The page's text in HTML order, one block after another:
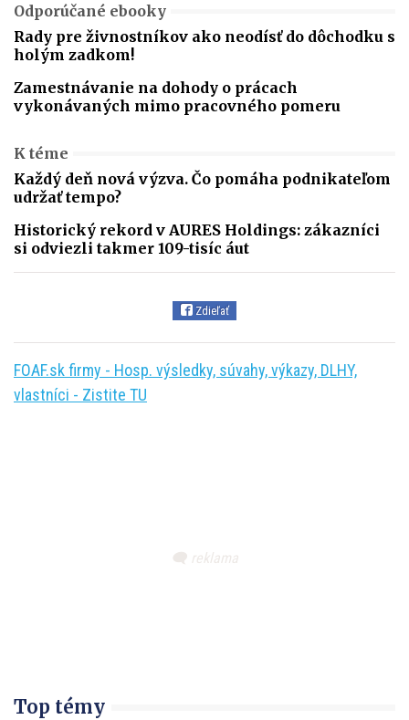
Odporúčané ebooky
Rady pre živnostníkov ako neodísť do dôchodku s
holým zadkom!
Zamestnávanie na dohody o prácach
vykonávaných mimo pracovného pomeru
K téme
Každý deň nová výzva. Čo pomáha podnikateľom
udržať tempo?
Historický rekord v AURES Holdings: zákazníci
si odviezli takmer 109-tisíc áut
Zdieľať
FOAF.sk firmy - Hosp. výsledky, súvahy, výkazy, DLHY,
vlastníci - Zistite TU
Top témy